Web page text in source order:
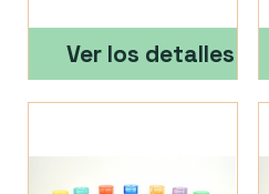
Ver los detalles